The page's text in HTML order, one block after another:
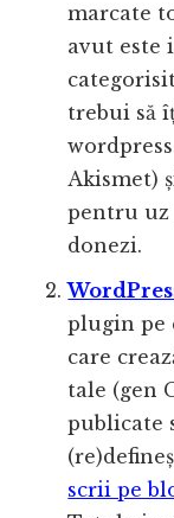
marcate
avut este
trebui să
Akismet)
pentru uz
donezi.
plugin pe
care
tale (gen
publicate
scrii pe